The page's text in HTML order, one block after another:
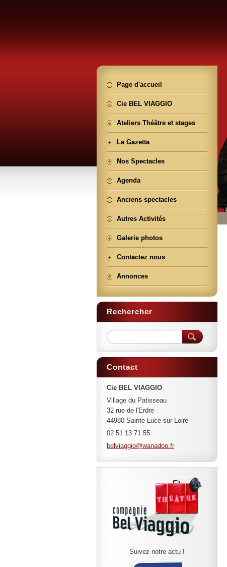
Page d'accueil
Cie BEL VIAGGIO
Ateliers Théâtre et stages
La Gazetta
Nos Spectacles
Agenda
Anciens spectacles
Autres Activités
Galerie photos
Contactez nous
Annonces
Rechercher
Contact
Cie BEL VIAGGIO
Village du Patisseau
32 rue de l'Erdre
44980 Sainte-Luce-sur-Loire
02 51 13 71 55
belviaggio@wanadoo.fr
Suivez notre actu !